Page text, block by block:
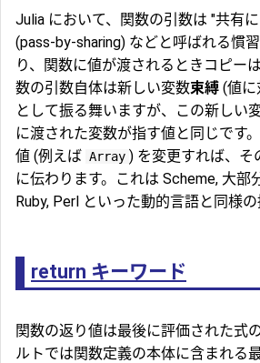
Julia において、関数の引数は "共有
(pass-by-sharing) などと呼ばれる慣
り、関数に値が渡されるときコピー
数の引数自体は新しい変数束縛 (値に
として振る舞いますが、この新しい
に渡された変数が指す値と同じです
値 (例えば Array ) を変更すれば、そ
に伝わります。これは Scheme, 大部
Ruby, Perl といった動的言語と同様の
return キーワード
関数の返り値は最後に評価された式
ルトでは関数定義の本体に含まれる